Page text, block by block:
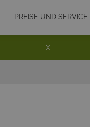
PREISE UND SERVICE
X